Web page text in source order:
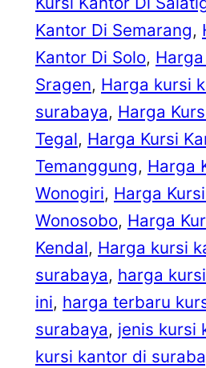
Kantor Di Semarang,
Kantor Di Solo,
Sragen, Harga kursi
surabaya, Harga
Tegal, Harga Kursi
Temanggung, Harga
Wonogiri, Harga
Wonosobo, Harga
Kendal, Harga kursi
surabaya, harga
ini, harga terbaru
surabaya, jenis kursi
kursi kantor di